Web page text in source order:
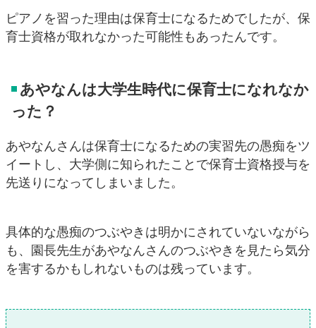
ピアノを習った理由は保育士になるためでしたが、保
育士資格が取れなかった可能性もあったんです。
あやなんは大学生時代に保育士になれなか
った？
あやなんさんは保育士になるための実習先の愚痴をツ
イートし、大学側に知られたことで保育士資格授与を
先送りになってしまいました。
具体的な愚痴のつぶやきは明かにされていないながら
も、園長先生があやなんさんのつぶやきを見たら気分
を害するかもしれないものは残っています。